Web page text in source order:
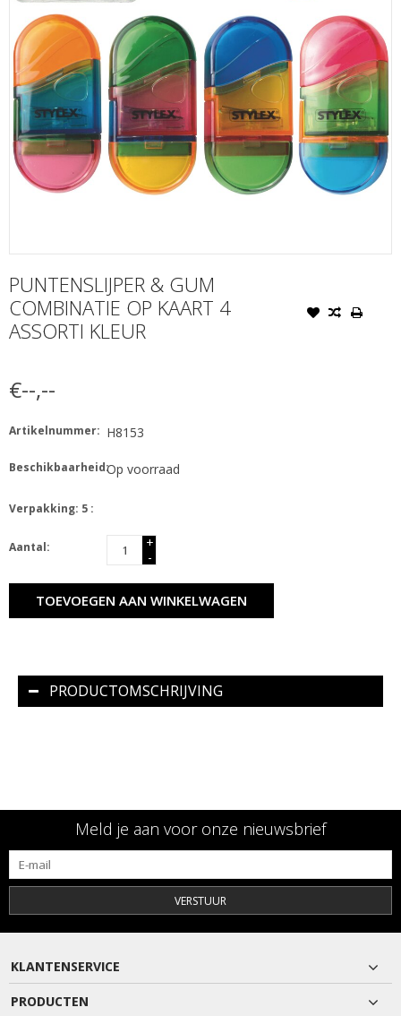
PUNTENSLIJPER & GUM
COMBINATIE OP KAART 4
ASSORTI KLEUR
€--,--
Artikelnummer: H8153
Beschikbaarheid:Op voorraad
Verpakking: 5 :
Aantal:
+
-
TOEVOEGEN AAN WINKELWAGEN
PRODUCTOMSCHRIJVING
Meld je aan voor onze nieuwsbrief
VERSTUUR
KLANTENSERVICE
PRODUCTEN